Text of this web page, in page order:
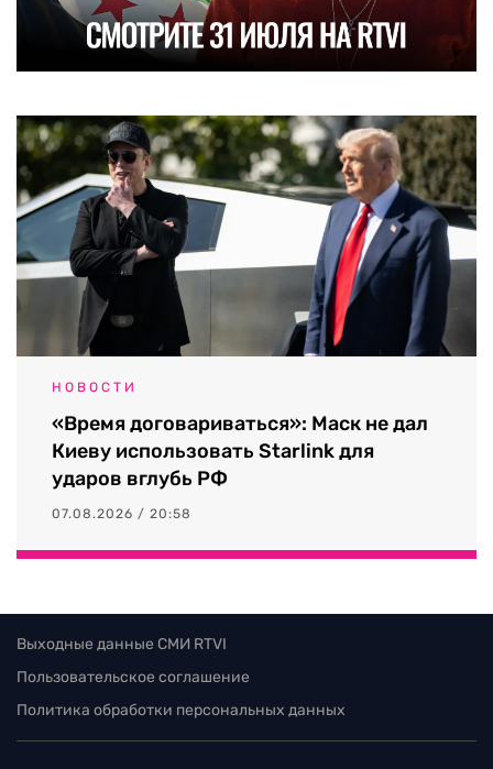
НОВОСТИ
«Время договариваться»: Маск не дал
Киеву использовать Starlink для
ударов вглубь РФ
07.08.2026 / 20:58
Выходные данные СМИ RTVI
Пользовательское соглашение
Политика обработки персональных данных